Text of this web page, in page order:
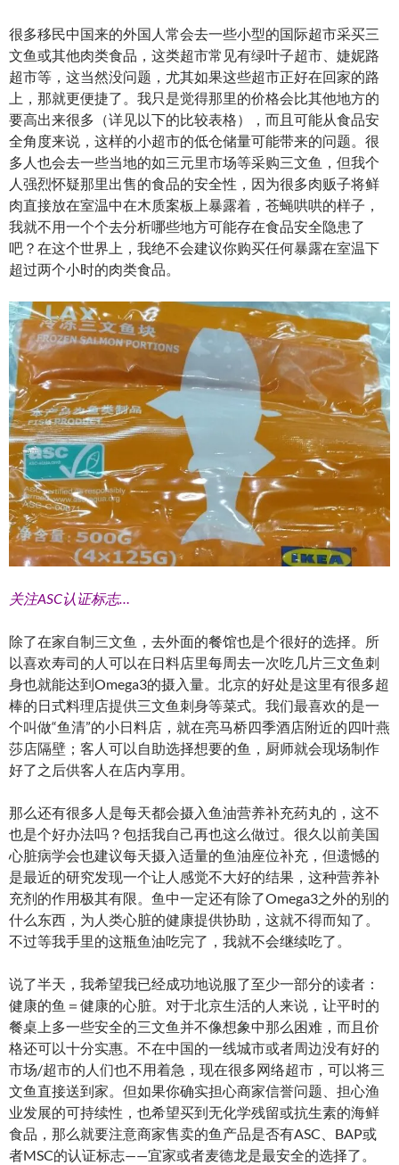
很多移民中国来的外国人常会去一些小型的国际超市采买三
文鱼或其他肉类食品，这类超市常见有绿叶子超市、婕妮路
超市等，这当然没问题，尤其如果这些超市正好在回家的路
上，那就更便捷了。我只是觉得那里的价格会比其他地方的
要高出来很多（详见以下的比较表格），而且可能从食品安
全角度来说，这样的小超市的低仓储量可能带来的问题。很
多人也会去一些当地的如三元里市场等采购三文鱼，但我个
人强烈怀疑那里出售的食品的安全性，因为很多肉贩子将鲜
肉直接放在室温中在木质案板上暴露着，苍蝇哄哄的样子，
我就不用一个个去分析哪些地方可能存在食品安全隐患了
吧？在这个世界上，我绝不会建议你购买任何暴露在室温下
超过两个小时的肉类食品。
关注ASC认证标志…
除了在家自制三文鱼，去外面的餐馆也是个很好的选择。所
以喜欢寿司的人可以在日料店里每周去一次吃几片三文鱼刺
身也就能达到Omega3的摄入量。北京的好处是这里有很多超
棒的日式料理店提供三文鱼刺身等菜式。我们最喜欢的是一
个叫做“鱼清”的小日料店，就在亮马桥四季酒店附近的四叶燕
莎店隔壁；客人可以自助选择想要的鱼，厨师就会现场制作
好了之后供客人在店内享用。
那么还有很多人是每天都会摄入鱼油营养补充药丸的，这不
也是个好办法吗？包括我自己再也这么做过。很久以前美国
心脏病学会也建议每天摄入适量的鱼油座位补充，但遗憾的
是最近的研究发现一个让人感觉不大好的结果，这种营养补
充剂的作用极其有限。鱼中一定还有除了Omega3之外的别的
什么东西，为人类心脏的健康提供协助，这就不得而知了。
不过等我手里的这瓶鱼油吃完了，我就不会继续吃了。
说了半天，我希望我已经成功地说服了至少一部分的读者：
健康的鱼＝健康的心脏。对于北京生活的人来说，让平时的
餐桌上多一些安全的三文鱼并不像想象中那么困难，而且价
格还可以十分实惠。不在中国的一线城市或者周边没有好的
市场/超市的人们也不用着急，现在很多网络超市，可以将三
文鱼直接送到家。但如果你确实担心商家信誉问题、担心渔
业发展的可持续性，也希望买到无化学残留或抗生素的海鲜
食品，那么就要注意商家售卖的鱼产品是否有ASC、BAP或
者MSC的认证标志——宜家或者麦德龙是最安全的选择了。